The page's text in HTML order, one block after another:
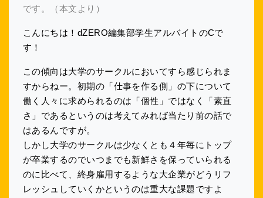
です。
（本文より）
こんにちは！dZERO編集部学生アルバイトのCで
す！
この傾向は大学のサークルにおいてすら感じられま
すからねー。初期の「仕事を作る側」の下について
働く人々に求められるのは「個性」ではなく「素直
さ」であるというのは考えてみれば当たり前の話で
はあるんですが。
しかし大学のサークルは少なくとも４年毎にトップ
が卒業するのでいつまでも新鮮さを保っていられる
のに比べて、終身雇用するような大企業がどうリフ
レッシュしていくかというのは重大な課題ですよ